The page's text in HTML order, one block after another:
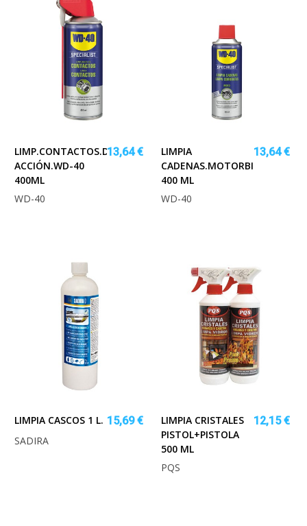
LIMP.CONTACTOS.DOBLE
ACCIÓN.WD-40
400ML
13,64 €
WD-40
LIMPIA
CADENAS.MOTORBIKE
400 ML
13,64 €
WD-40
LIMPIA CASCOS 1 L. 15,69 €
SADIRA
LIMPIA CRISTALES
PISTOL+PISTOLA
500 ML
12,15 €
PQS